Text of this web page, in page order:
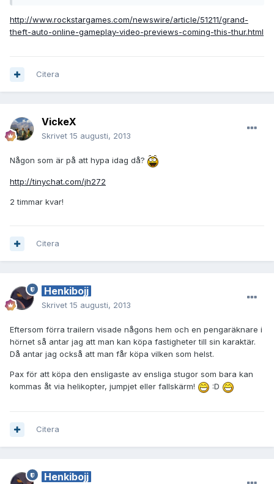
http://www.rockstargames.com/newswire/article/51211/grand-
theft-auto-online-gameplay-video-previews-coming-this-thur.html
Citera
VickeX
Skrivet 15 augusti, 2013
Någon som är på att hypa idag då?
http://tinychat.com/jh272
2 timmar kvar!
Citera
Henkibojj
Skrivet 15 augusti, 2013
Eftersom förra trailern visade någons hem och en pengaräknare i
hörnet så antar jag att man kan köpa fastigheter till sin karaktär.
Då antar jag också att man får köpa vilken som helst.
Pax för att köpa den ensligaste av ensliga stugor som bara kan
kommas åt via helikopter, jumpjet eller fallskärm!
:D
Citera
Henkibojj